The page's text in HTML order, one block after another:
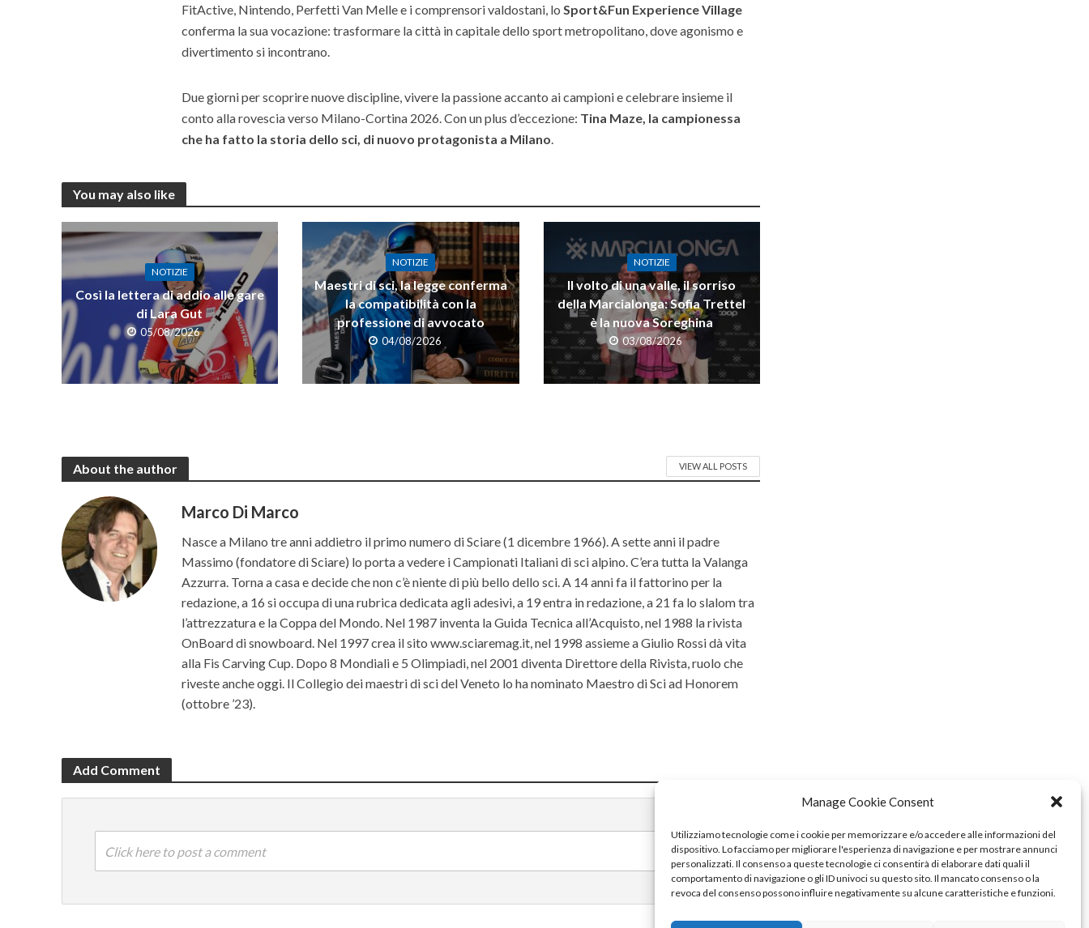
Manage Cookie Consent
Utilizziamo tecnologie come i cookie per memorizzare e/o accedere alle informazioni del
dispositivo. Lo facciamo per migliorare l'esperienza di navigazione e per mostrare annunci
personalizzati. Il consenso a queste tecnologie ci consentirà di elaborare dati quali il
comportamento di navigazione o gli ID univoci su questo sito. Il mancato consenso o la
revoca del consenso possono influire negativamente su alcune caratteristiche e funzioni.
FitActive, Nintendo, Perfetti Van Melle e i comprensori valdostani, lo Sport&Fun Experience Village
conferma la sua vocazione: trasformare la città in capitale dello sport metropolitano, dove agonismo e
divertimento si incontrano.
Due giorni per scoprire nuove discipline, vivere la passione accanto ai campioni e celebrare insieme il
conto alla rovescia verso Milano-Cortina 2026. Con un plus d’eccezione: Tina Maze, la campionessa
che ha fatto la storia dello sci, di nuovo protagonista a Milano
You may also like
NOTIZIE
Così la lettera di addio alle gare
di Lara Gut
05/08/2026
NOTIZIE
Maestri di sci, la legge conferma
la compatibilità con la
professione di avvocato
04/08/2026
NOTIZIE
Il volto di una valle, il sorriso
della Marcialonga: Sofia Trettel
è la nuova Soreghina
03/08/2026
About the author VIEW ALL POSTS
Marco Di Marco
Nasce a Milano tre anni addietro il primo numero di Sciare (1 dicembre 1966). A sette anni il padre
Massimo (fondatore di Sciare) lo porta a vedere i Campionati Italiani di sci alpino. C’era tutta la Valanga
Azzurra. Torna a casa e decide che non c’è niente di più bello dello sci. A 14 anni fa il fattorino per la
redazione, a 16 si occupa di una rubrica dedicata agli adesivi, a 19 entra in redazione, a 21 fa lo slalom tra
l’attrezzatura e la Coppa del Mondo. Nel 1987 inventa la Guida Tecnica all’Acquisto, nel 1988 la rivista
OnBoard di snowboard. Nel 1997 crea il sito www.sciaremag.it, nel 1998 assieme a Giulio Rossi dà vita
alla Fis Carving Cup. Dopo 8 Mondiali e 5 Olimpiadi, nel 2001 diventa Direttore della Rivista, ruolo che
riveste anche oggi. Il Collegio dei maestri di sci del Veneto lo ha nominato Maestro di Sci ad Honorem
(ottobre ’23).
Add Comment
Click here to post a comment